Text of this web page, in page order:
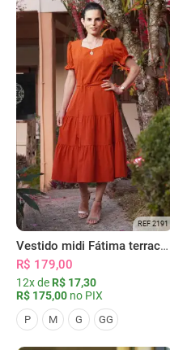
REF 2191
Vestido midi Fátima terracota
R$ 179,00
12x de R$ 17,30
R$ 175,00 no PIX
P M G GG